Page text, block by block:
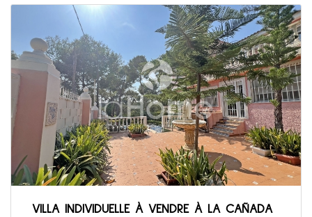
VILLA INDIVIDUELLE À VENDRE À LA CAÑADA